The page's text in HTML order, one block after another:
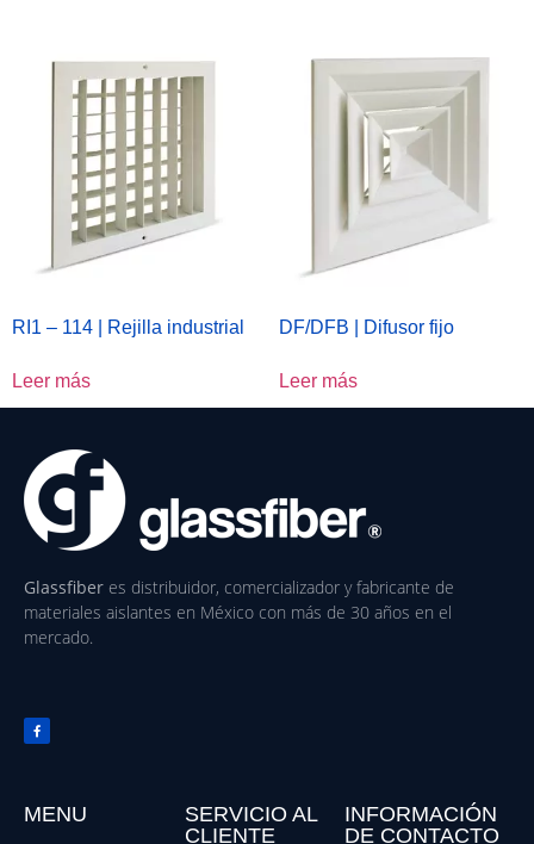
RI1 – 114 | Rejilla industrial
Leer más
DF/DFB | Difusor fijo
Leer más
Glassfiber es distribuidor, comercializador y fabricante de
materiales aislantes en México con más de 30 años en el
mercado.
MENU
SERVICIO AL
CLIENTE
INFORMACIÓN
DE CONTACTO